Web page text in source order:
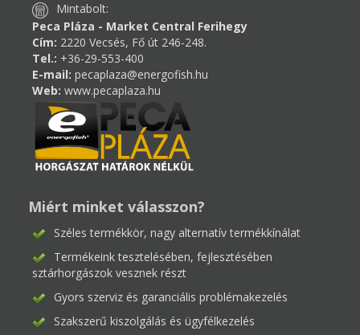
Mintabolt:
Peca Pláza - Market Central Ferihegy
Cím: 2220 Vecsés, Fő út 246-248.
Tel.: +36-29-553-400
E-mail: pecaplaza@energofish.hu
Web: www.pecaplaza.hu
Miért minket válasszon?
Széles termékkör, nagy alternatív termékkínálat
Termékeink tesztelésében, fejlesztésében
sztárhorgászok vesznek részt
Gyors szerviz és garanciális problémakezelés
Szakszerű kiszolgálás és ügyfélkezelés